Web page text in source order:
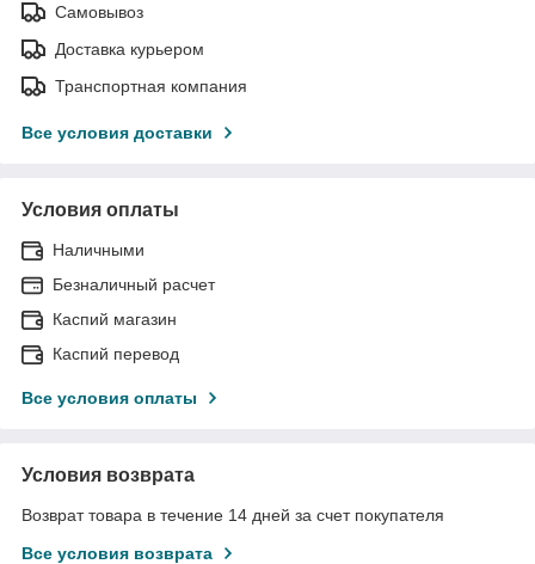
Самовывоз
Доставка курьером
Транспортная компания
Все условия доставки
Условия оплаты
Наличными
Безналичный расчет
Каспий магазин
Каспий перевод
Все условия оплаты
Условия возврата
Возврат товара в течение 14 дней за счет покупателя
Все условия возврата